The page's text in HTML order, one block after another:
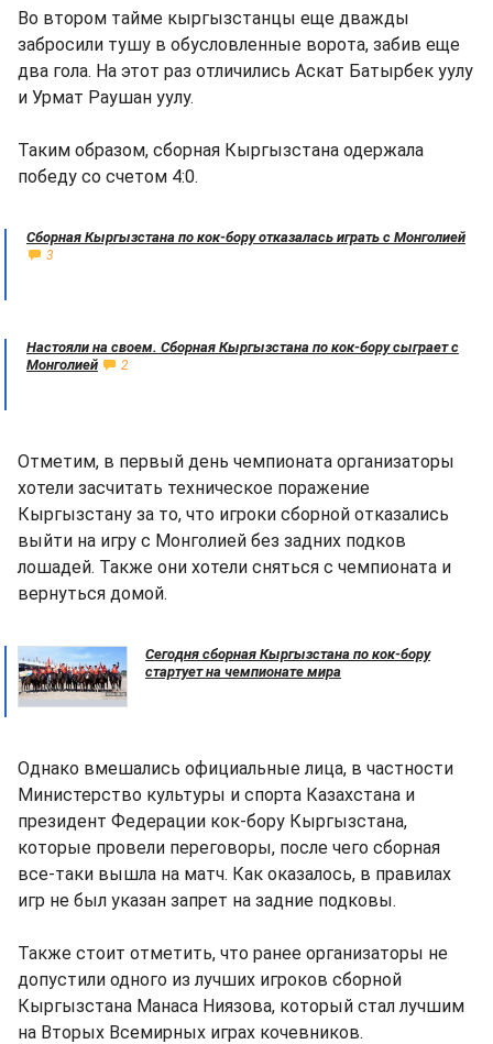
Во втором тайме кыргызстанцы еще дважды
забросили тушу в обусловленные ворота, забив еще
два гола. На этот раз отличились Аскат Батырбек уулу
и Урмат Раушан уулу.
Таким образом, сборная Кыргызстана одержала
победу со счетом 4:0.
Сборная Кыргызстана по кок-бору отказалась играть с Монголией
3
Настояли на своем. Сборная Кыргызстана по кок-бору сыграет с
Монголией
2
Отметим, в первый день чемпионата организаторы
хотели засчитать техническое поражение
Кыргызстану за то, что игроки сборной отказались
выйти на игру с Монголией без задних подков
лошадей. Также они хотели сняться с чемпионата и
вернуться домой.
Сегодня сборная Кыргызстана по кок-бору
стартует на чемпионате мира
Однако вмешались официальные лица, в частности
Министерство культуры и спорта Казахстана и
президент Федерации кок-бору Кыргызстана,
которые провели переговоры, после чего сборная
все-таки вышла на матч. Как оказалось, в правилах
игр не был указан запрет на задние подковы.
Также стоит отметить, что ранее организаторы не
допустили одного из лучших игроков сборной
Кыргызстана Манаса Ниязова, который стал лучшим
на Вторых Всемирных играх кочевников.